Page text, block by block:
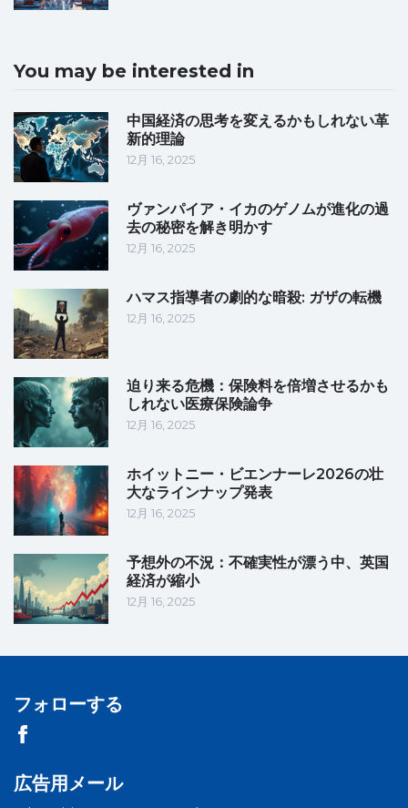
You may be interested in
中国経済の思考を変えるかもしれない革
新的理論
12月 16, 2025
ヴァンパイア・イカのゲノムが進化の過
去の秘密を解き明かす
12月 16, 2025
ハマス指導者の劇的な暗殺: ガザの転機
12月 16, 2025
迫り来る危機：保険料を倍増させるかも
しれない医療保険論争
12月 16, 2025
ホイットニー・ビエンナーレ2026の壮
大なラインナップ発表
12月 16, 2025
予想外の不況：不確実性が漂う中、英国
経済が縮小
12月 16, 2025
フォローする
広告用メール